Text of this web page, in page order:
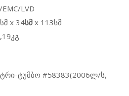
LVD
x 34სმ x 113სმ
ტუმბო #58383(2006ლ/ს,